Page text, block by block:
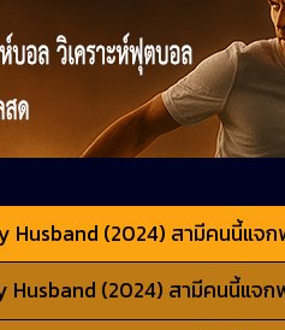
Husband (2024) สามีคนนี้แจก
Husband (2024) สามีคนนี้แจก